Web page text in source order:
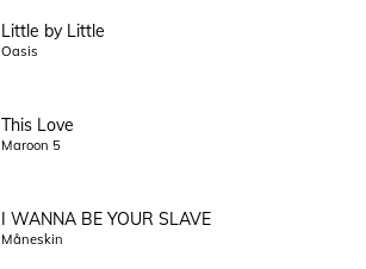
Little by Little
Oasis
This Love
Maroon 5
I WANNA BE YOUR SLAVE
Måneskin